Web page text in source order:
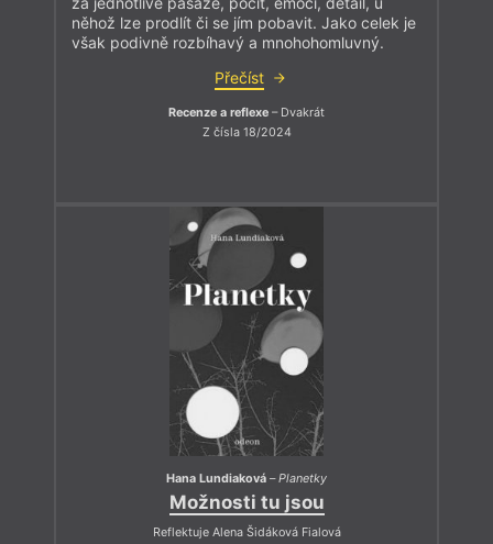
něhož lze prodlít či se jím pobavit. Jako celek je
však podivně rozbíhavý a mnohohomluvný.
Přečíst
Recenze a reflexe – Dvakrát
Z čísla 18/2024
Hana Lundiaková –Planetky
Možnosti tu jsou
Reflektuje Alena Šidáková Fialová